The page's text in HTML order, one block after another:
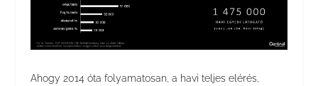
Ahogy 2014 óta folyamatosan, a havi teljes elérés,